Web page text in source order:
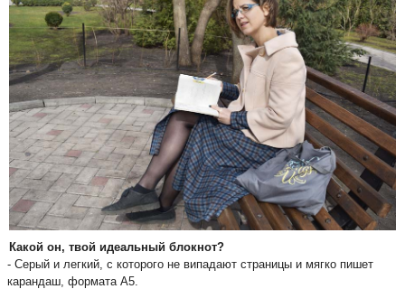
Какой он, твой идеальный блокнот?
- Серый и легкий, с которого не випадают страницы и мягко пишет
карандаш, формата А5.